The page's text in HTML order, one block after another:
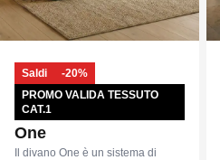
Saldi
-20%
PROMO VALIDA TESSUTO
CAT.1
One
Il divano One è un sistema di